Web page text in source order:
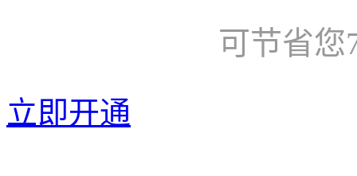
可节省您
立即开通